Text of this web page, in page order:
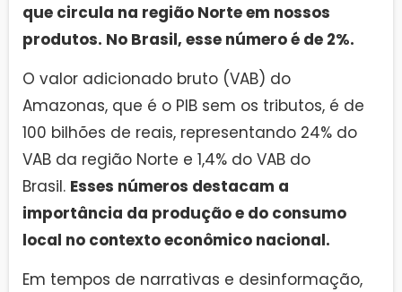
que circula na região Norte em nossos
produtos. No Brasil, esse número é de 2%.
O valor adicionado bruto (VAB) do
Amazonas, que é o PIB sem os tributos, é de
100 bilhões de reais, representando 24% do
VAB da região Norte e 1,4% do VAB do
Brasil. Esses números destacam a
importância da produção e do consumo
local no contexto econômico nacional.
Em tempos de narrativas e desinformação,